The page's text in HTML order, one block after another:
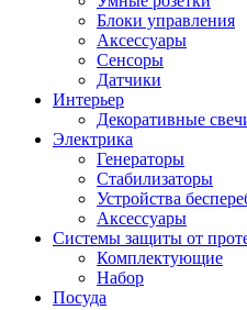
Блоки управления
Аксессуары
Сенсоры
Датчики
Интерьер
Декоративные
Электрика
Генераторы
Стабилизаторы
Устройства
Аксессуары
Системы защиты от
Комплектующие
Набор
Посуда